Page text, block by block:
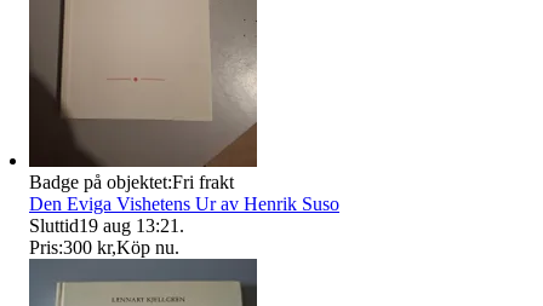
Badge på objektet:Fri frakt
Den Eviga Vishetens Ur av Henrik Suso
Sluttid19 aug 13:21 .
Pris:300 kr,Köp nu.